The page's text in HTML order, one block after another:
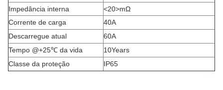
Impedância interna
<20>mΩ
Corrente de carga
40A
Descarregue atual
60A
Tempo @+25℃ da vida
10Years
Classe da proteção
IP65